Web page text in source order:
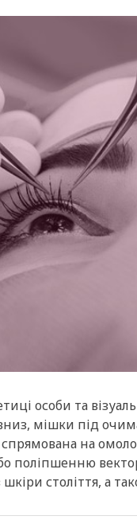
особи та
мішки під
спрямована на
поліпшенню
століття, а